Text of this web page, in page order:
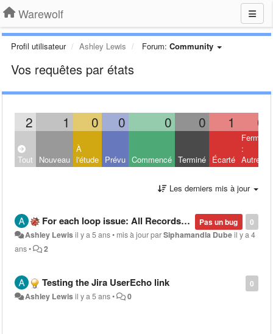
Warewolf
Profil utilisateur Ashley Lewis Forum: Community
Vos requêtes par états
2 1 0 0 0 0 1 0
Tout Nouveau
À
l'étude Prévu Commencé Terminé Écarté
Fermé
:
Autres
Les derniers mis à jour
0
Pas un bug
For each loop issue: All Recordset index values not passing into child workflow
Ashley Lewisil y a 5 ans• mis à jour parSiphamandla Dubeil y a 4
ans• 2
0
Testing the Jira UserEcho link
Ashley Lewisil y a 5 ans• 0